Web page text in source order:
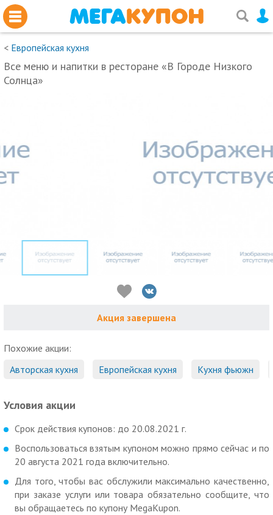
< Европейская кухня
Все меню и напитки в ресторане «В Городе Низкого
Солнца»
Акция завершена
Похожие акции:
Авторская кухня
Европейская кухня Кухня фьюжн
Условия акции
Срок действия купонов: до 20.08.2021 г.
Воспользоваться взятым купоном можно прямо сейчас и по
20 августа 2021 года включительно.
Для того, чтобы вас обслужили максимально качественно,
при заказе услуги или товара обязательно сообщите, что
вы обращаетесь по купону MegaKupon.